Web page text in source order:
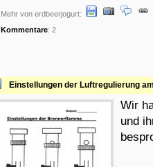
Mehr von erdbeerjogurt:
Kommentare: 2
Einstellungen der Luftregulierung
Wir
und